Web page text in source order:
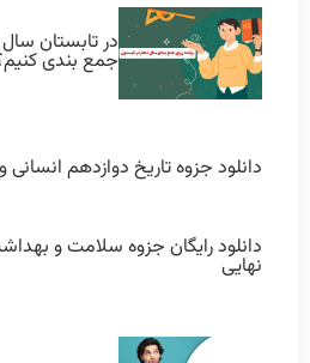
در تابستان
جمع بندی
دانلود جزوه تاریخ دوازدهم انسانی
دانلود رایگان جزوه سلامت و
نهایی